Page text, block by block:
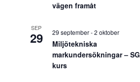
vägen framåt
SEP
29 29 september-2 oktober
Miljötekniska
markundersökningar –
kurs